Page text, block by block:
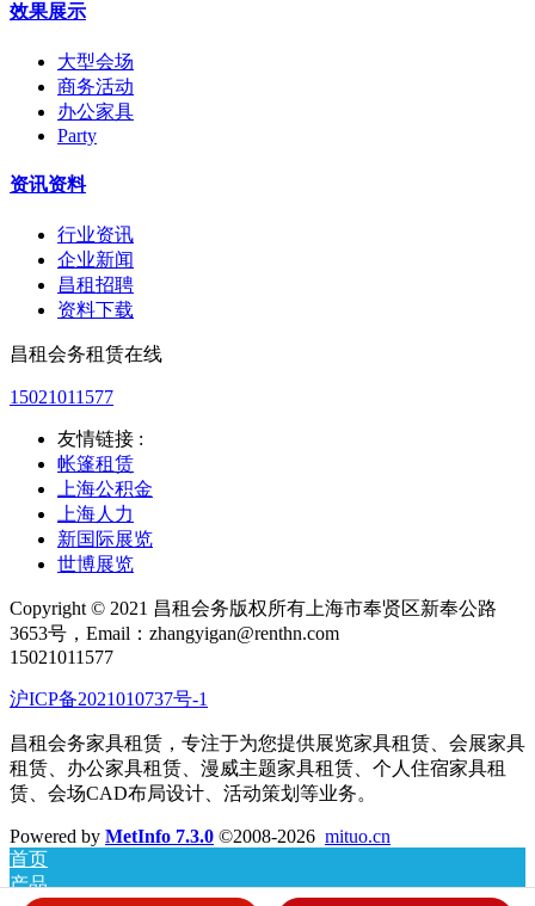
效果展示
大型会场
商务活动
办公家具
Party
资讯资料
行业资讯
企业新闻
昌租招聘
资料下载
昌租会务租赁在线
15021011577
友情链接 :
帐篷租赁
上海公积金
上海人力
新国际展览
世博展览
Copyright © 2021 昌租会务版权所有上海市奉贤区新奉公路
3653号，Email：zhangyigan@renthn.com
15021011577
沪ICP备2021010737号-1
昌租会务家具租赁，专注于为您提供展览家具租赁、会展家具
租赁、办公家具租赁、漫威主题家具租赁、个人住宿家具租
赁、会场CAD布局设计、活动策划等业务。
Powered by MetInfo 7.3.0 ©2008-2026 mituo.cn
首页
产品